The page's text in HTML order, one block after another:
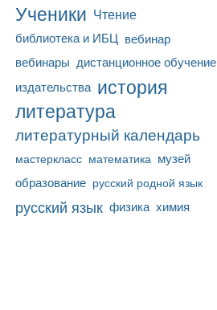
Ученики Чтение
библиотека и ИБЦ вебинар
вебинары дистанционное обучение
издательства история
литература
литературный календарь
мастеркласс математика музей
образование русский родной язык
русский язык физика химия